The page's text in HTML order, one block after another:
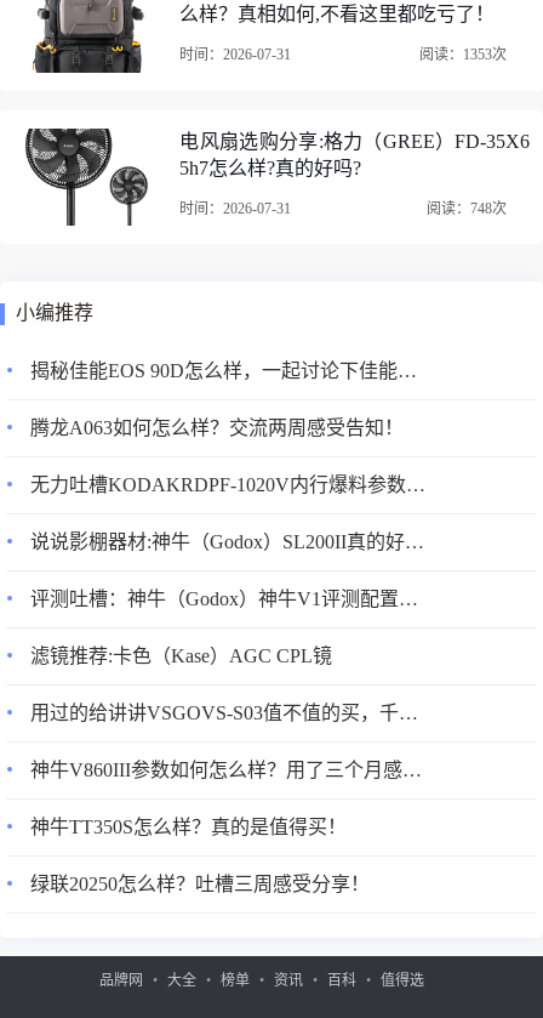
了，降噪效果明显，非常棒，最晚上躺在床上和出门的时候
音乐令人惊喜！音效棒棒哒，链接iphone我这个木耳倾听起
索尼大法yyds，连上线音质提升明显，有均衡器可以根据自
3、索尼WH-1000XM4蓝牙/无线耳机做工质感：皮质原因，
么样？真相如何,不看这里都吃亏了！
时间：2026-07-31 阅读：1353次
电风扇选购分享:格力（GREE）FD-35X6
5h7怎么样?真的好吗?
时间：2026-07-31 阅读：748次
小编推荐
揭秘佳能EOS 90D怎么样，一起讨论下佳能EOS 90D好不好？
腾龙A063如何怎么样？交流两周感受告知！
无力吐槽KODAKRDPF-1020V内行爆料参数优缺点不是忽悠的啦！
说说影棚器材:神牛（Godox）SL200II真的好吗?配置怎么样？
评测吐槽：神牛（Godox）神牛V1评测配置怎么样？优缺点如何？
滤镜推荐:卡色（Kase）AGC CPL镜
用过的给讲讲VSGOVS-S03值不值的买，千万不要被表面评价给骗了？
神牛V860III参数如何怎么样？用了三个月感受告知！
神牛TT350S怎么样？真的是值得买！
绿联20250怎么样？吐槽三周感受分享！
品牌网 大全 榜单 资讯 百科 值得选